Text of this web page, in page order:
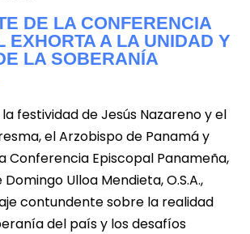
DE LA CONFERENCIA
EXHORTA A LA UNIDAD Y
LA SOBERANÍA
festividad de Jesús Nazareno y el
el Arzobispo de Panamá y
Conferencia Episcopal Panameña,
Ulloa Mendieta, O.S.A.,
contundente sobre la realidad
del país y los desafíos